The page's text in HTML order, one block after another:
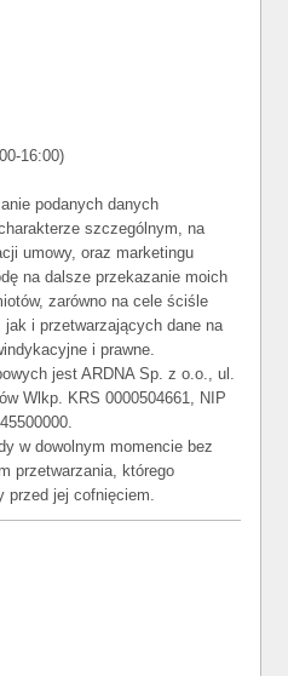
16:00)
podanych danych
szczególnym, na
umowy, oraz marketingu
na dalsze przekazanie moich
zarówno na cele ściśle
i przetwarzających dane na
i prawne.
jest ARDNA Sp. z o.o., ul.
Wlkp. KRS 0000504661, NIP
w dowolnym momencie bez
przetwarzania, którego
przed jej cofnięciem.